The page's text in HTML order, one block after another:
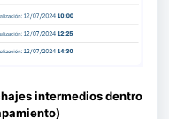
intermedios dentro